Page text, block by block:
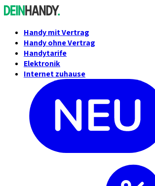
Handy mit Vertrag
Handy ohne Vertrag
Handytarife
Elektronik
Internet zuhause